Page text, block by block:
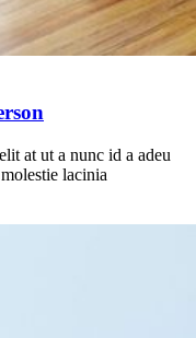
at ut a nunc id a adeu
lacinia